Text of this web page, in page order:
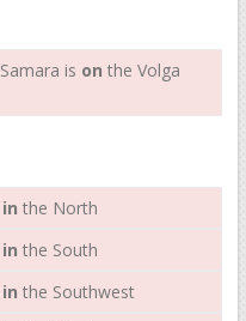
Samara is on the Volga
in the North
in the South
in the Southwest